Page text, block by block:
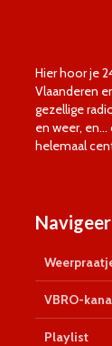
Hier hoor je
Vlaanderen
gezellige
en weer, en…
helemaal
Navigeer
VBRO-
Playlist